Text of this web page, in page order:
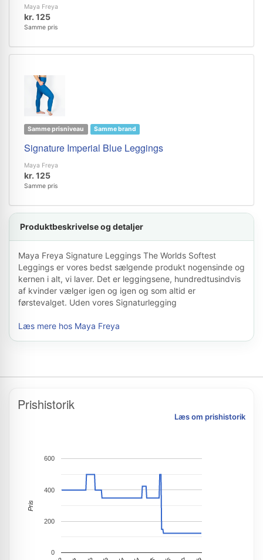
Maya Freya
kr. 125
Samme pris
Samme prisniveau Samme brand
Signature Imperial Blue Leggings
Maya Freya
kr. 125
Samme pris
Produktbeskrivelse og detaljer
Maya Freya Signature Leggings The Worlds Softest
Leggings er vores bedst sælgende produkt nogensinde og
kernen i alt, vi laver. Det er leggingsene, hundredtusindvis
af kvinder vælger igen og igen og som altid er
førstevalget. Uden vores Signaturlegging
Læs mere hos Maya Freya
Prishistorik
Læs om prishistorik
0
200
400
600
Pris